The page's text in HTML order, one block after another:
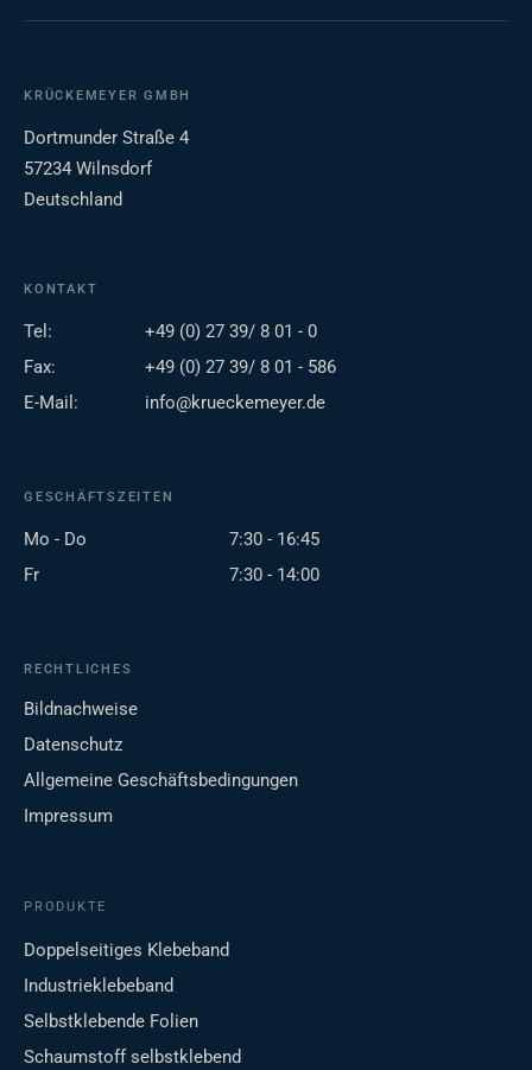
KRÜCKEMEYER GMBH
Dortmunder Straße 4
57234 Wilnsdorf
Deutschland
KONTAKT
Tel:
+49 (0) 27 39/ 8 01 - 0
Fax:
+49 (0) 27 39/ 8 01 - 586
E-Mail:
info@krueckemeyer.de
GESCHÄFTSZEITEN
Mo - Do
7:30 - 16:45
Fr
7:30 - 14:00
RECHTLICHES
Bildnachweise
Datenschutz
Allgemeine Geschäftsbedingungen
Impressum
PRODUKTE
Doppelseitiges Klebeband
Industrieklebeband
Selbstklebende Folien
Schaumstoff selbstklebend